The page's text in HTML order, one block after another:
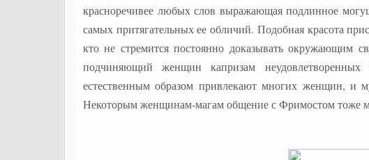
красноречивее любых слов выражающая подлинное
самых притягательных ее обличий. Подобная красота
кто не стремится постоянно доказывать
подчиняющий женщин капризам
естественным образом привлекают многих женщин, и
Некоторым женщинам-магам общение с Фримостом тоже